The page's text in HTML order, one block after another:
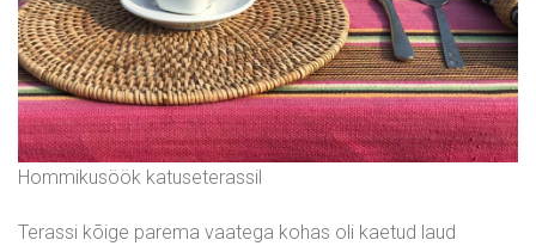
Hommikusöök katuseterassil
Terassi kõige parema vaatega kohas oli kaetud laud